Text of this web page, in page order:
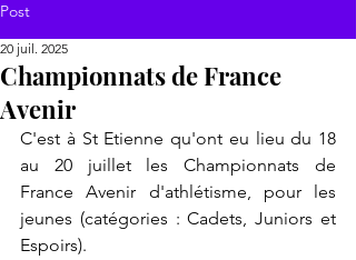
Post
Championnats de France
Avenir
20 juil. 2025
C'est à St Etienne qu'ont eu lieu du 18
au 20 juillet les Championnats de
France Avenir d'athlétisme, pour les
jeunes (catégories : Cadets, Juniors et
Espoirs).